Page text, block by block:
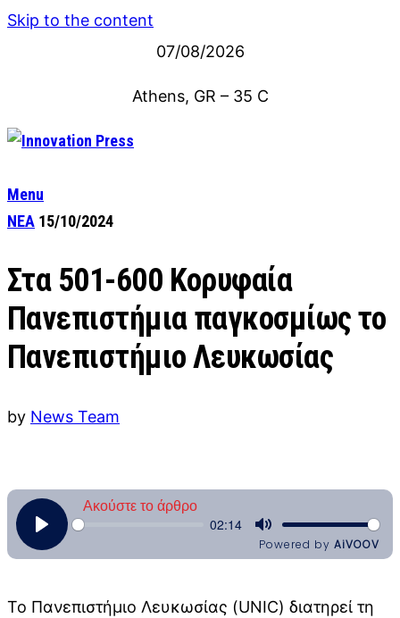
Skip to the content
07/08/2026
Athens, GR – 35 C
Menu
ΝΕΑ 15/10/2024
Στα 501-600 Κορυφαία
Πανεπιστήμια παγκοσμίως το
Πανεπιστήμιο Λευκωσίας
by News Team
Το Πανεπιστήμιο Λευκωσίας (UNIC) διατηρεί τη